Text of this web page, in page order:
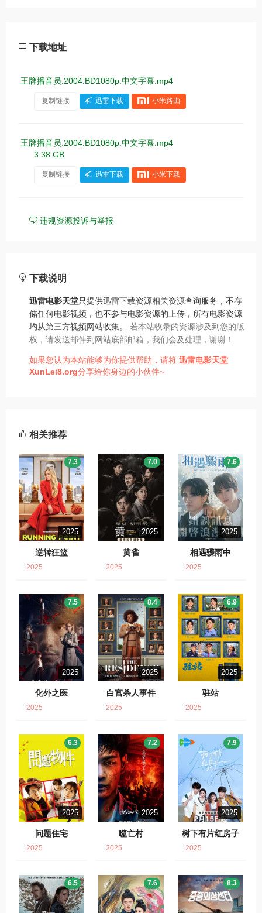
下载地址
王牌播音员.2004.BD1080p.中文字幕.mp4
复制链接 迅雷下载 小米路由
王牌播音员.2004.BD1080p.中文字幕.mp4
3.38 GB
复制链接 迅雷下载 小米下载
违规资源投诉与举报
下载说明
迅雷电影天堂只提供迅雷下载资源相关资源查询服务，不存
储任何电影视频，也不参与电影资源的上传，所有电影资源
均从第三方视频网站收集。 若本站收录的资源涉及到您的版
权，请发送邮件到网站底部邮箱，我们会及处理，谢谢！
如果您认为本站能够为你提供帮助，请将 迅雷电影天堂
XunLei8.org分享给你身边的小伙伴~
相关推荐
2025
逆转狂篮
7.3
2025
2025
黄雀
7.0
2025
2025
相遇骤雨中
7.6
2025
2025
化外之医
7.5
2025
2025
白宫杀人事件
8.4
2025
2025
驻站
6.9
2025
2025
问题住宅
6.3
2025
2025
噬亡村
7.2
2025
2025
树下有片红房子
7.9
2025
6.5 7.6 8.3